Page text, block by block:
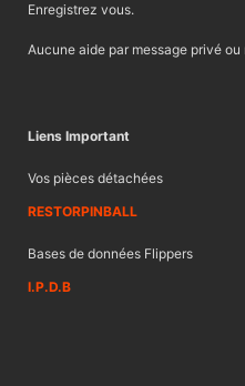
Enregistrez vous.
Aucune aide par message privé
Liens Important
Vos pièces détachées
RESTORPINBALL
Bases de données Flippers
I.P.D.B